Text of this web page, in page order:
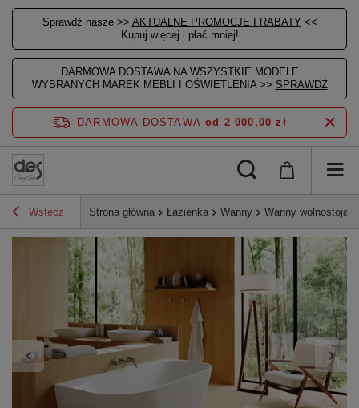
Sprawdź nasze >> AKTUALNE PROMOCJE I RABATY <<
Kupuj więcej i płać mniej!
DARMOWA DOSTAWA NA WSZYSTKIE MODELE
WYBRANYCH MAREK MEBLI I OŚWIETLENIA >> SPRAWDŹ
DARMOWA DOSTAWA od 2 000,00 zł
Wstecz Strona główna Łazienka Wanny Wanny